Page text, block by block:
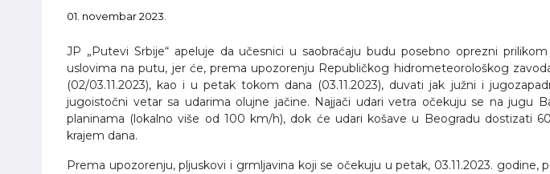
01. novembar 2023.
JP „Putevi Srbije“ apeluje da učesnici u saobraćaju budu posebno oprezni
uslovima na putu, jer će, prema upozorenju Republičkog hidrometeorološkog
(02/03.11.2023), kao i u petak tokom dana (03.11.2023), duvati jak južni i
jugoistočni vetar sa udarima olujne jačine. Najjači udari vetra očekuju se na jugu
planinama (lokalno više od 100 km/h), dok će udari košave u Beogradu dostizati
krajem dana.
Prema upozorenju, pljuskovi i grmljavina koji se očekuju u petak, 03.11.2023.